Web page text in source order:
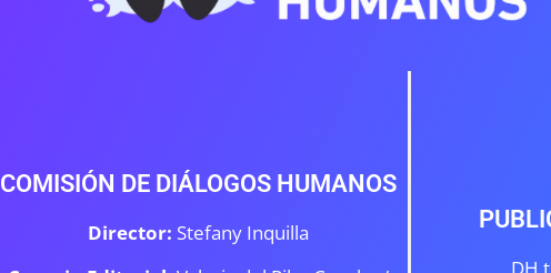
COMISIÓN DE DIÁLOGOS HUMANOS
Director: Stefany Inquilla